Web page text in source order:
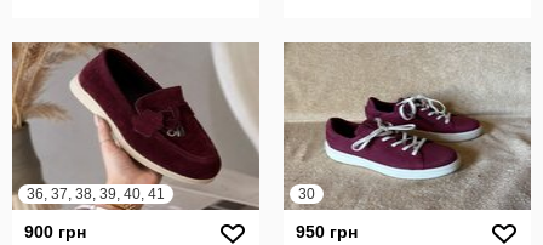
36, 37, 38, 39, 40, 41
900 грн
30
950 грн